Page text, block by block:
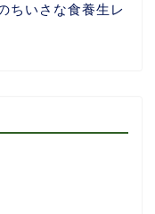
ちいさな食養生レ